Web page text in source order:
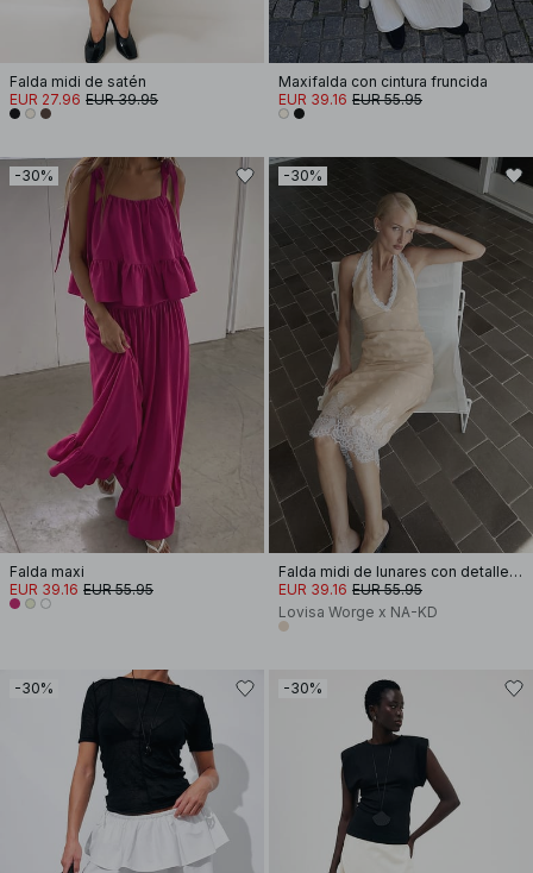
Falda midi de satén
EUR 27.96 EUR 39.95
Maxifalda con cintura fruncida
EUR 39.16 EUR 55.95
-30%
Falda maxi
EUR 39.16 EUR 55.95
-30%
Falda midi de lunares con detalle de encaje
EUR 39.16 EUR 55.95
Lovisa Worge x NA-KD
-30% -30%